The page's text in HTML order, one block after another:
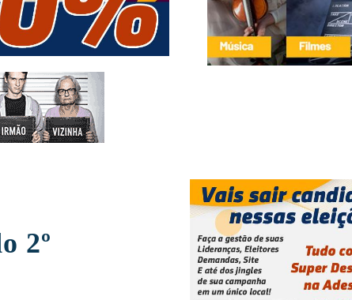
2º